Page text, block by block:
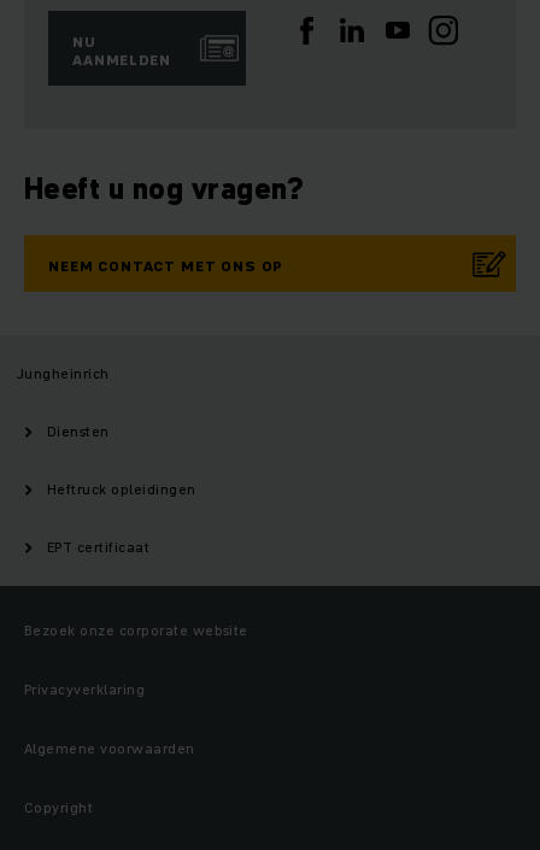
NU
AANMELDEN
Heeft u nog vragen?
NEEM CONTACT MET ONS OP
Jungheinrich
Diensten
Heftruck opleidingen
EPT certificaat
Bezoek onze corporate website
Privacyverklaring
Algemene voorwaarden
Copyright